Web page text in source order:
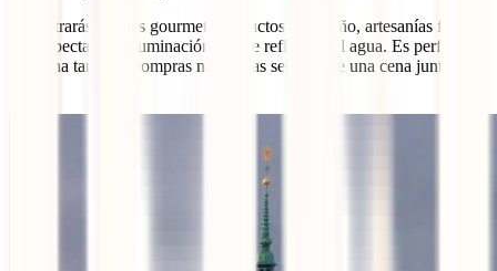
Encontrarás tiendas gourmet, productos de diseño, artesanías finas y
una espectacular iluminación que se refleja en el agua. Es perfecto
para una tarde de compras navideñas seguida de una cena junto al